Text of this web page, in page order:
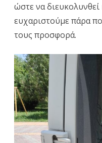
ώστε να
ευχαριστούμε πάρα
τους προσφορά.